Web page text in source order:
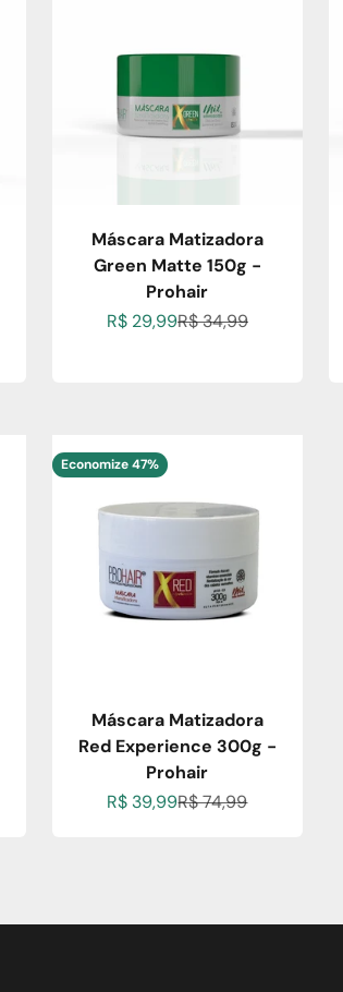
Máscara Matizadora
Green Matte 150g -
Prohair
Preço promocional
R$ 29,99Preço normal
R$ 34,99
Economize 47%
Máscara Matizadora
Red Experience 300g -
Prohair
Preço promocional
R$ 39,99Preço normal
R$ 74,99